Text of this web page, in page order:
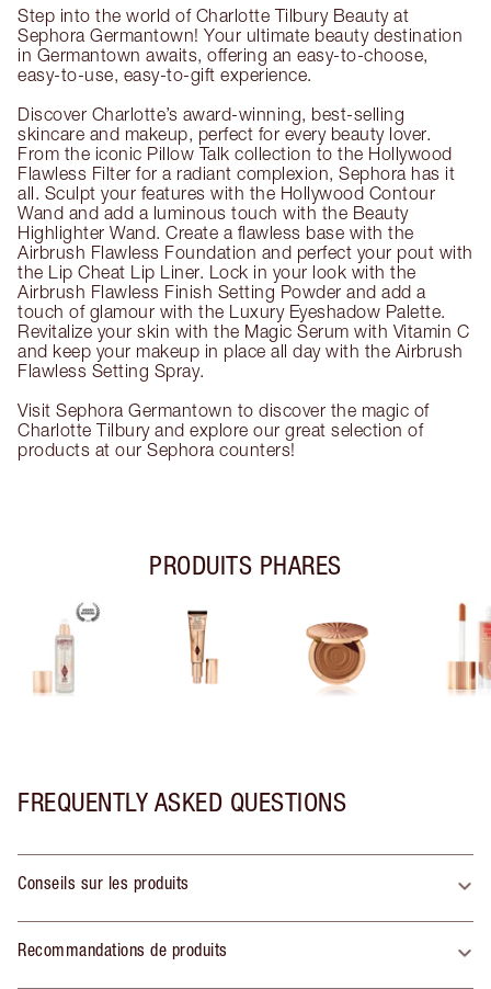
Step into the world of Charlotte Tilbury Beauty at
Sephora Germantown! Your ultimate beauty destination
in Germantown awaits, offering an easy-to-choose,
easy-to-use, easy-to-gift experience.
Discover Charlotte’s award-winning, best-selling
skincare and makeup, perfect for every beauty lover.
From the iconic Pillow Talk collection to the Hollywood
Flawless Filter for a radiant complexion, Sephora has it
all. Sculpt your features with the Hollywood Contour
Wand and add a luminous touch with the Beauty
Highlighter Wand. Create a flawless base with the
Airbrush Flawless Foundation and perfect your pout with
the Lip Cheat Lip Liner. Lock in your look with the
Airbrush Flawless Finish Setting Powder and add a
touch of glamour with the Luxury Eyeshadow Palette.
Revitalize your skin with the Magic Serum with Vitamin C
and keep your makeup in place all day with the Airbrush
Flawless Setting Spray.
Visit Sephora Germantown to discover the magic of
Charlotte Tilbury and explore our great selection of
products at our Sephora counters!
PRODUITS PHARES
FREQUENTLY ASKED QUESTIONS
Conseils sur les produits
Recommandations de produits